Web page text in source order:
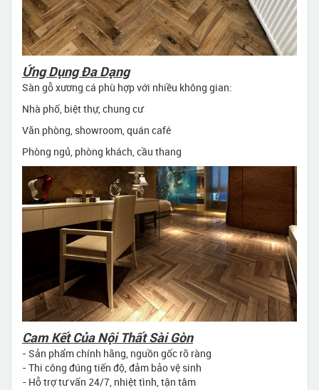
Ứng Dụng Đa Dạng
Sàn gỗ xương cá phù hợp với nhiều không gian:
Nhà phố, biệt thự, chung cư
Văn phòng, showroom, quán café
Phòng ngủ, phòng khách, cầu thang
Cam Kết Của Nội Thất Sài Gòn
- Sản phẩm chính hãng, nguồn gốc rõ ràng
- Thi công đúng tiến độ, đảm bảo vệ sinh
- Hỗ trợ tư vấn 24/7, nhiệt tình, tận tâm